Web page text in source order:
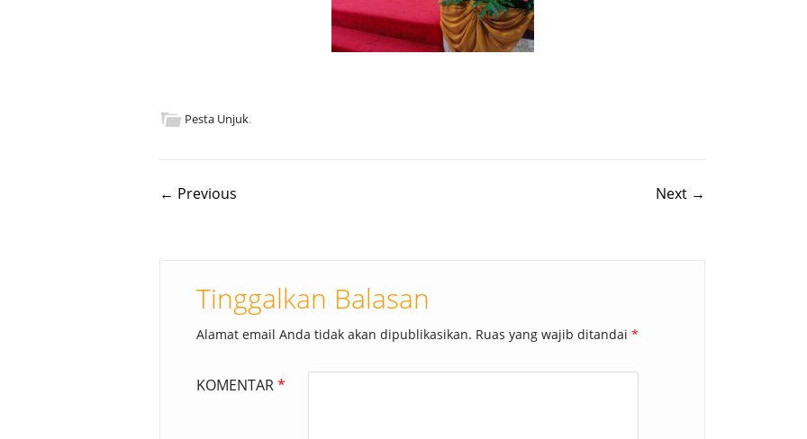
Pesta Unjuk.
Post navigation
← Previous Next →
Tinggalkan Balasan
Alamat email Anda tidak akan dipublikasikan. Ruas yang wajib ditandai *
KOMENTAR*